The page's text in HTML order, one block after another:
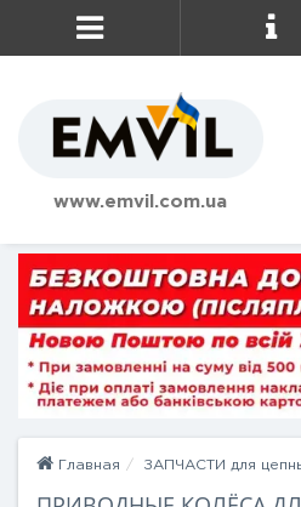
www.emvil.com.ua
Главная ЗАПЧАСТИ для